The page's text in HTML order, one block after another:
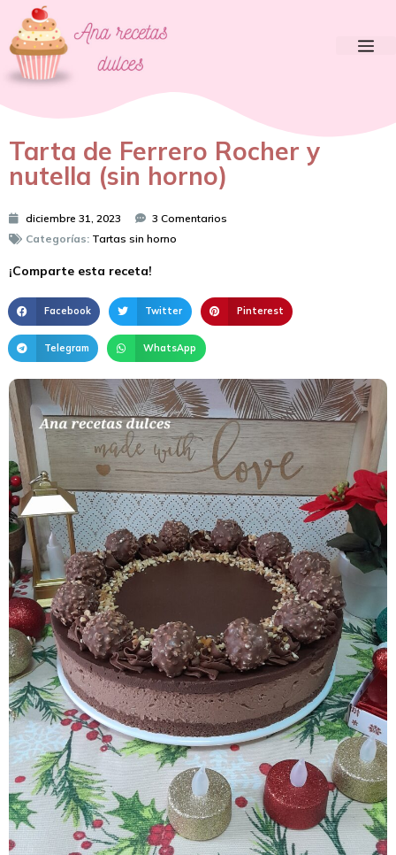
Tarta de Ferrero Rocher y
nutella (sin horno)
diciembre 31, 2023
3 Comentarios
Categorías: Tartas sin horno
¡Comparte esta receta!
Facebook Twitter Pinterest
Telegram WhatsApp